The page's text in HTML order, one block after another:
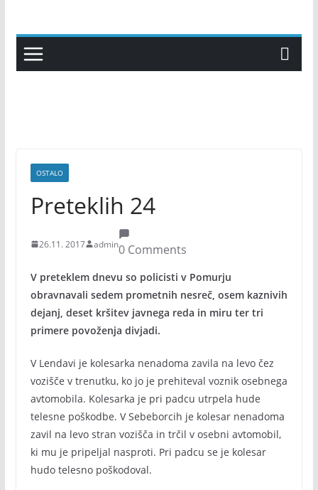
content
OSTALO
Preteklih 24
26.11. 2017 admin0 Comments
V preteklem dnevu so policisti v Pomurju
obravnavali sedem prometnih nesreč, osem kaznivih
dejanj, deset kršitev javnega reda in miru ter tri
primere povoženja divjadi.
V Lendavi je kolesarka nenadoma zavila na levo čez
vozišče v trenutku, ko jo je prehiteval voznik osebnega
avtomobila. Kolesarka je pri padcu utrpela hude
telesne poškodbe. V Sebeborcih je kolesar nenadoma
zavil na levo stran vozišča in trčil v osebni avtomobil,
ki mu je pripeljal nasproti. Pri padcu se je kolesar
hudo telesno poškodoval.